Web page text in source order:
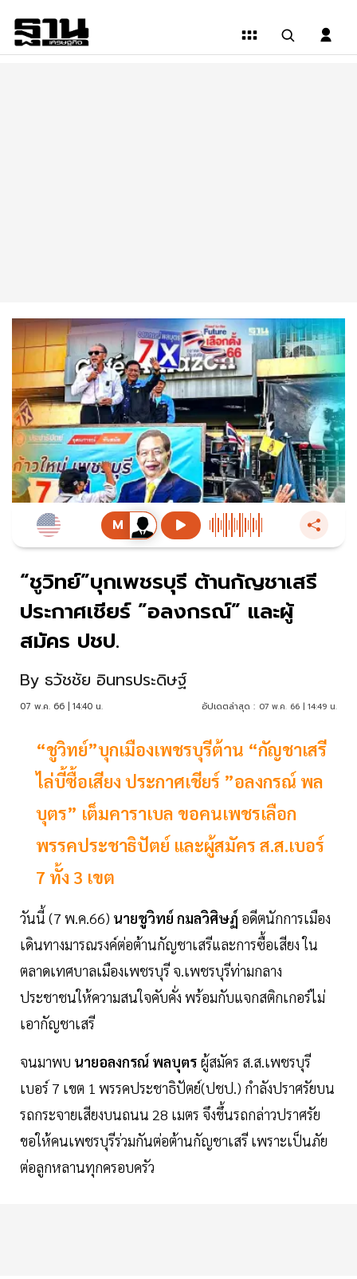
“ชูวิทย์”บุกเพชรบุรี ต้านกัญชาเสรี
ประกาศเชียร์ ”อลงกรณ์” และผู้
สมัคร ปชป.
By ธวัชชัย อินทรประดิษฐ์
07 พ.ค. 66 | 14:40 น. อัปเดตล่าสุด : 07 พ.ค. 66 | 14:49 น.
“ชูวิทย์”บุกเมืองเพชรบุรีต้าน “กัญชาเสรี
ไล่บี้ซื้อเสียง ประกาศเชียร์ ”อลงกรณ์ พล
บุตร” เต็มคาราเบล ขอคนเพชรเลือก
พรรคประชาธิปัตย์ และผู้สมัคร ส.ส.เบอร์
7 ทั้ง 3 เขต
วันนี้ (7 พ.ค.66) นายชูวิทย์ กมลวิศิษฏ์ อดีตนักการเมือง
เดินทางมารณรงค์ต่อต้านกัญชาเสรีและการซื้อเสียง ใน
ตลาดเทศบาลเมืองเพชรบุรี จ.เพชรบุรีท่ามกลาง
ประชาชนให้ความสนใจคับคั่ง พร้อมกับแจกสติกเกอร์ไม่
เอากัญชาเสรี
จนมาพบ นายอลงกรณ์ พลบุตร ผู้สมัคร ส.ส.เพชรบุรี
เบอร์ 7 เขต 1 พรรคประชาธิปัตย์(ปชป.) กำลังปราศรัยบน
รถกระจายเสียงบนถนน 28 เมตร จึงขึ้นรถกล่าวปราศรัย
ขอให้คนเพชรบุรีร่วมกันต่อต้านกัญชาเสรี เพราะเป็นภัย
ต่อลูกหลานทุกครอบครัว